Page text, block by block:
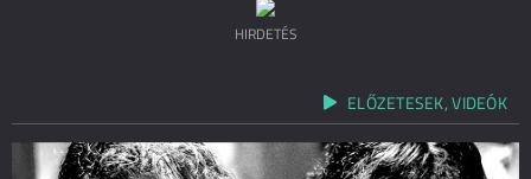
HIRDETÉS
ELŐZETESEK, VIDEÓK